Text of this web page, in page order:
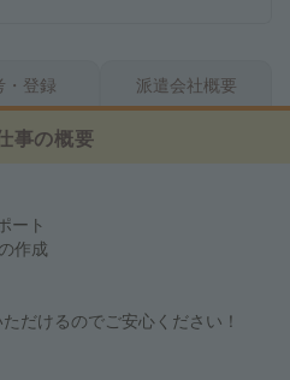
・登録 派遣会社概要
事の概要
ート
作成
だけるのでご安心ください！